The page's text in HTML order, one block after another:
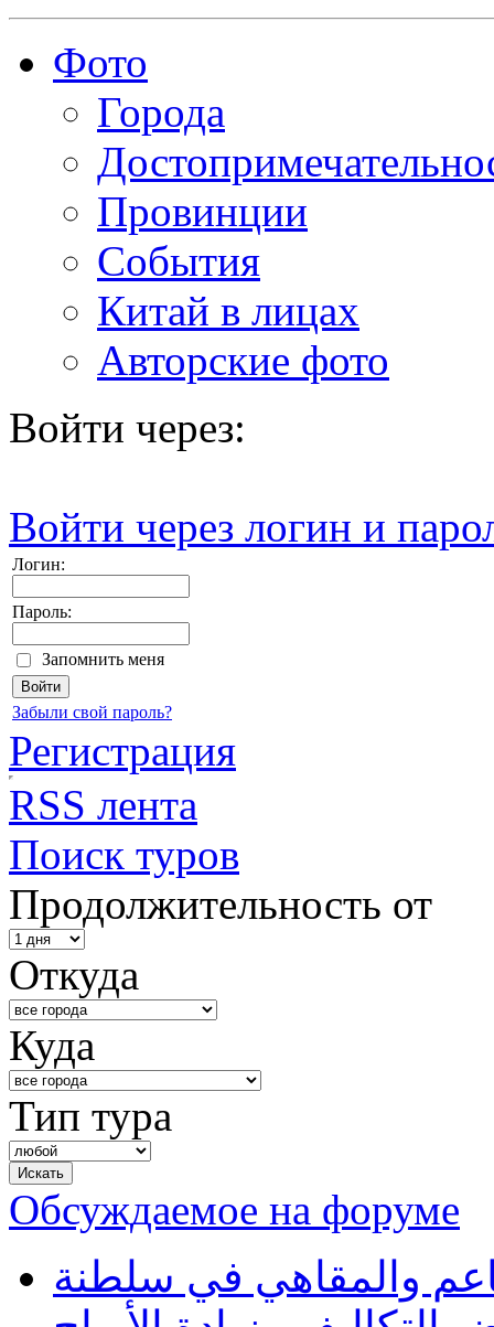
Фото
Города
Провинции
События
Китай в лицах
Авторские фото
Войти через:
Войти через логин и
Логин:
Пароль:
Запомнить меня
Забыли свой пароль?
Регистрация
RSS лента
Поиск туров
Продолжительность от
Откуда
Куда
Тип тура
Обсуждаемое на форуме
والمقاهي في سلطنة